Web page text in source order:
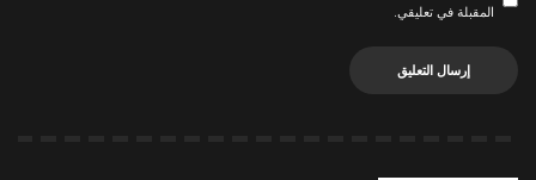
المقبلة في تعليقي.